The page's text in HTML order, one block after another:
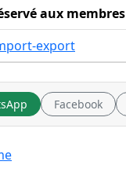
aux membres
export
Facebook